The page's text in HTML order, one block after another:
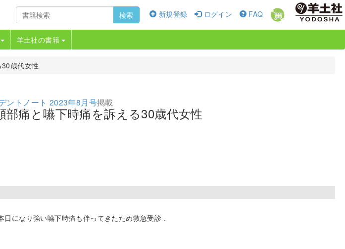
新規登録 ログイン FAQ
検索
羊土社の書籍
歳代女性
ントノート 2023年8月号掲載
部痛と嚥下時痛を訴える30歳代女性
になり強い嚥下時痛も伴ってきたため救急受診．